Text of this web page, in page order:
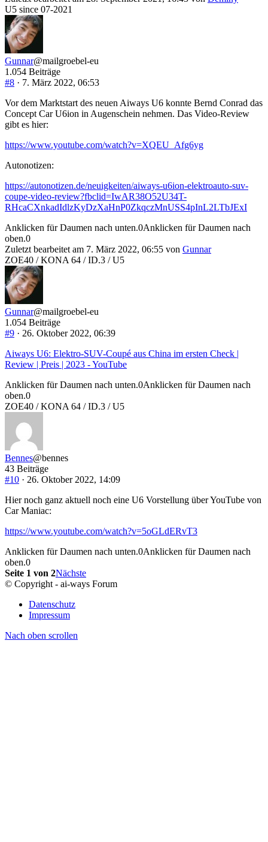
U5 since 07-2021
Gunnar@mailgroebel-eu
1.054 Beiträge
#8 · 7. März 2022, 06:53
Vor dem Marktstart des neuen Aiways U6 konnte Bernd Conrad das
Concept Car U6ion in Augenschein nehmen. Das Video-Review
gibt es hier:
https://www.youtube.com/watch?v=XQEU_Afg6yg
Autonotizen:
https://autonotizen.de/neuigkeiten/aiways-u6ion-elektroauto-suv-
coupe-video-review?fbclid=IwAR38O52U34T-
RHcaCXnkadIdlzKyDzXaHnP0ZkqczMnUSS4pInL2LTbJExI
Anklicken für Daumen nach unten.0Anklicken für Daumen nach
oben.0
Zuletzt bearbeitet am 7. März 2022, 06:55 von Gunnar
ZOE40 / KONA 64 / ID.3 / U5
Gunnar@mailgroebel-eu
1.054 Beiträge
#9 · 26. Oktober 2022, 06:39
Aiways U6: Elektro-SUV-Coupé aus China im ersten Check |
Review | Preis | 2023 - YouTube
Anklicken für Daumen nach unten.0Anklicken für Daumen nach
oben.0
ZOE40 / KONA 64 / ID.3 / U5
Bennes@bennes
43 Beiträge
#10 · 26. Oktober 2022, 14:09
Hier noch ganz aktuell noch eine U6 Vorstellung über YouTube von
Car Maniac:
https://www.youtube.com/watch?v=5oGLdERvT3
Anklicken für Daumen nach unten.0Anklicken für Daumen nach
oben.0
Seite 1 von 2Nächste
© Copyright - ai-ways Forum
Datenschutz
Impressum
Nach oben scrollen